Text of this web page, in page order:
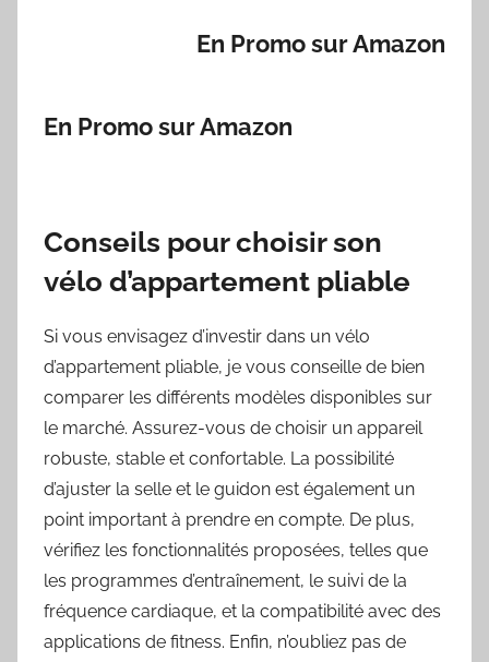
En Promo sur Amazon
En Promo sur Amazon
Conseils pour choisir son
vélo d’appartement pliable
Si vous envisagez d’investir dans un vélo
d’appartement pliable, je vous conseille de bien
comparer les différents modèles disponibles sur
le marché. Assurez-vous de choisir un appareil
robuste, stable et confortable. La possibilité
d’ajuster la selle et le guidon est également un
point important à prendre en compte. De plus,
vérifiez les fonctionnalités proposées, telles que
les programmes d’entraînement, le suivi de la
fréquence cardiaque, et la compatibilité avec des
applications de fitness. Enfin, n’oubliez pas de